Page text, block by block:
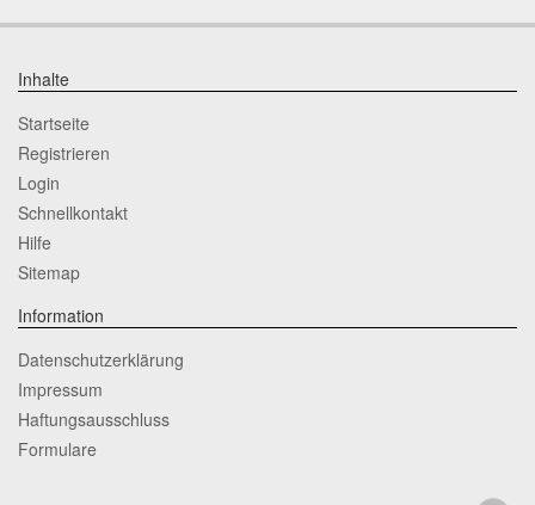
Inhalte
Startseite
Registrieren
Login
Schnellkontakt
Hilfe
Sitemap
Information
Datenschutzerklärung
Impressum
Haftungsausschluss
Formulare